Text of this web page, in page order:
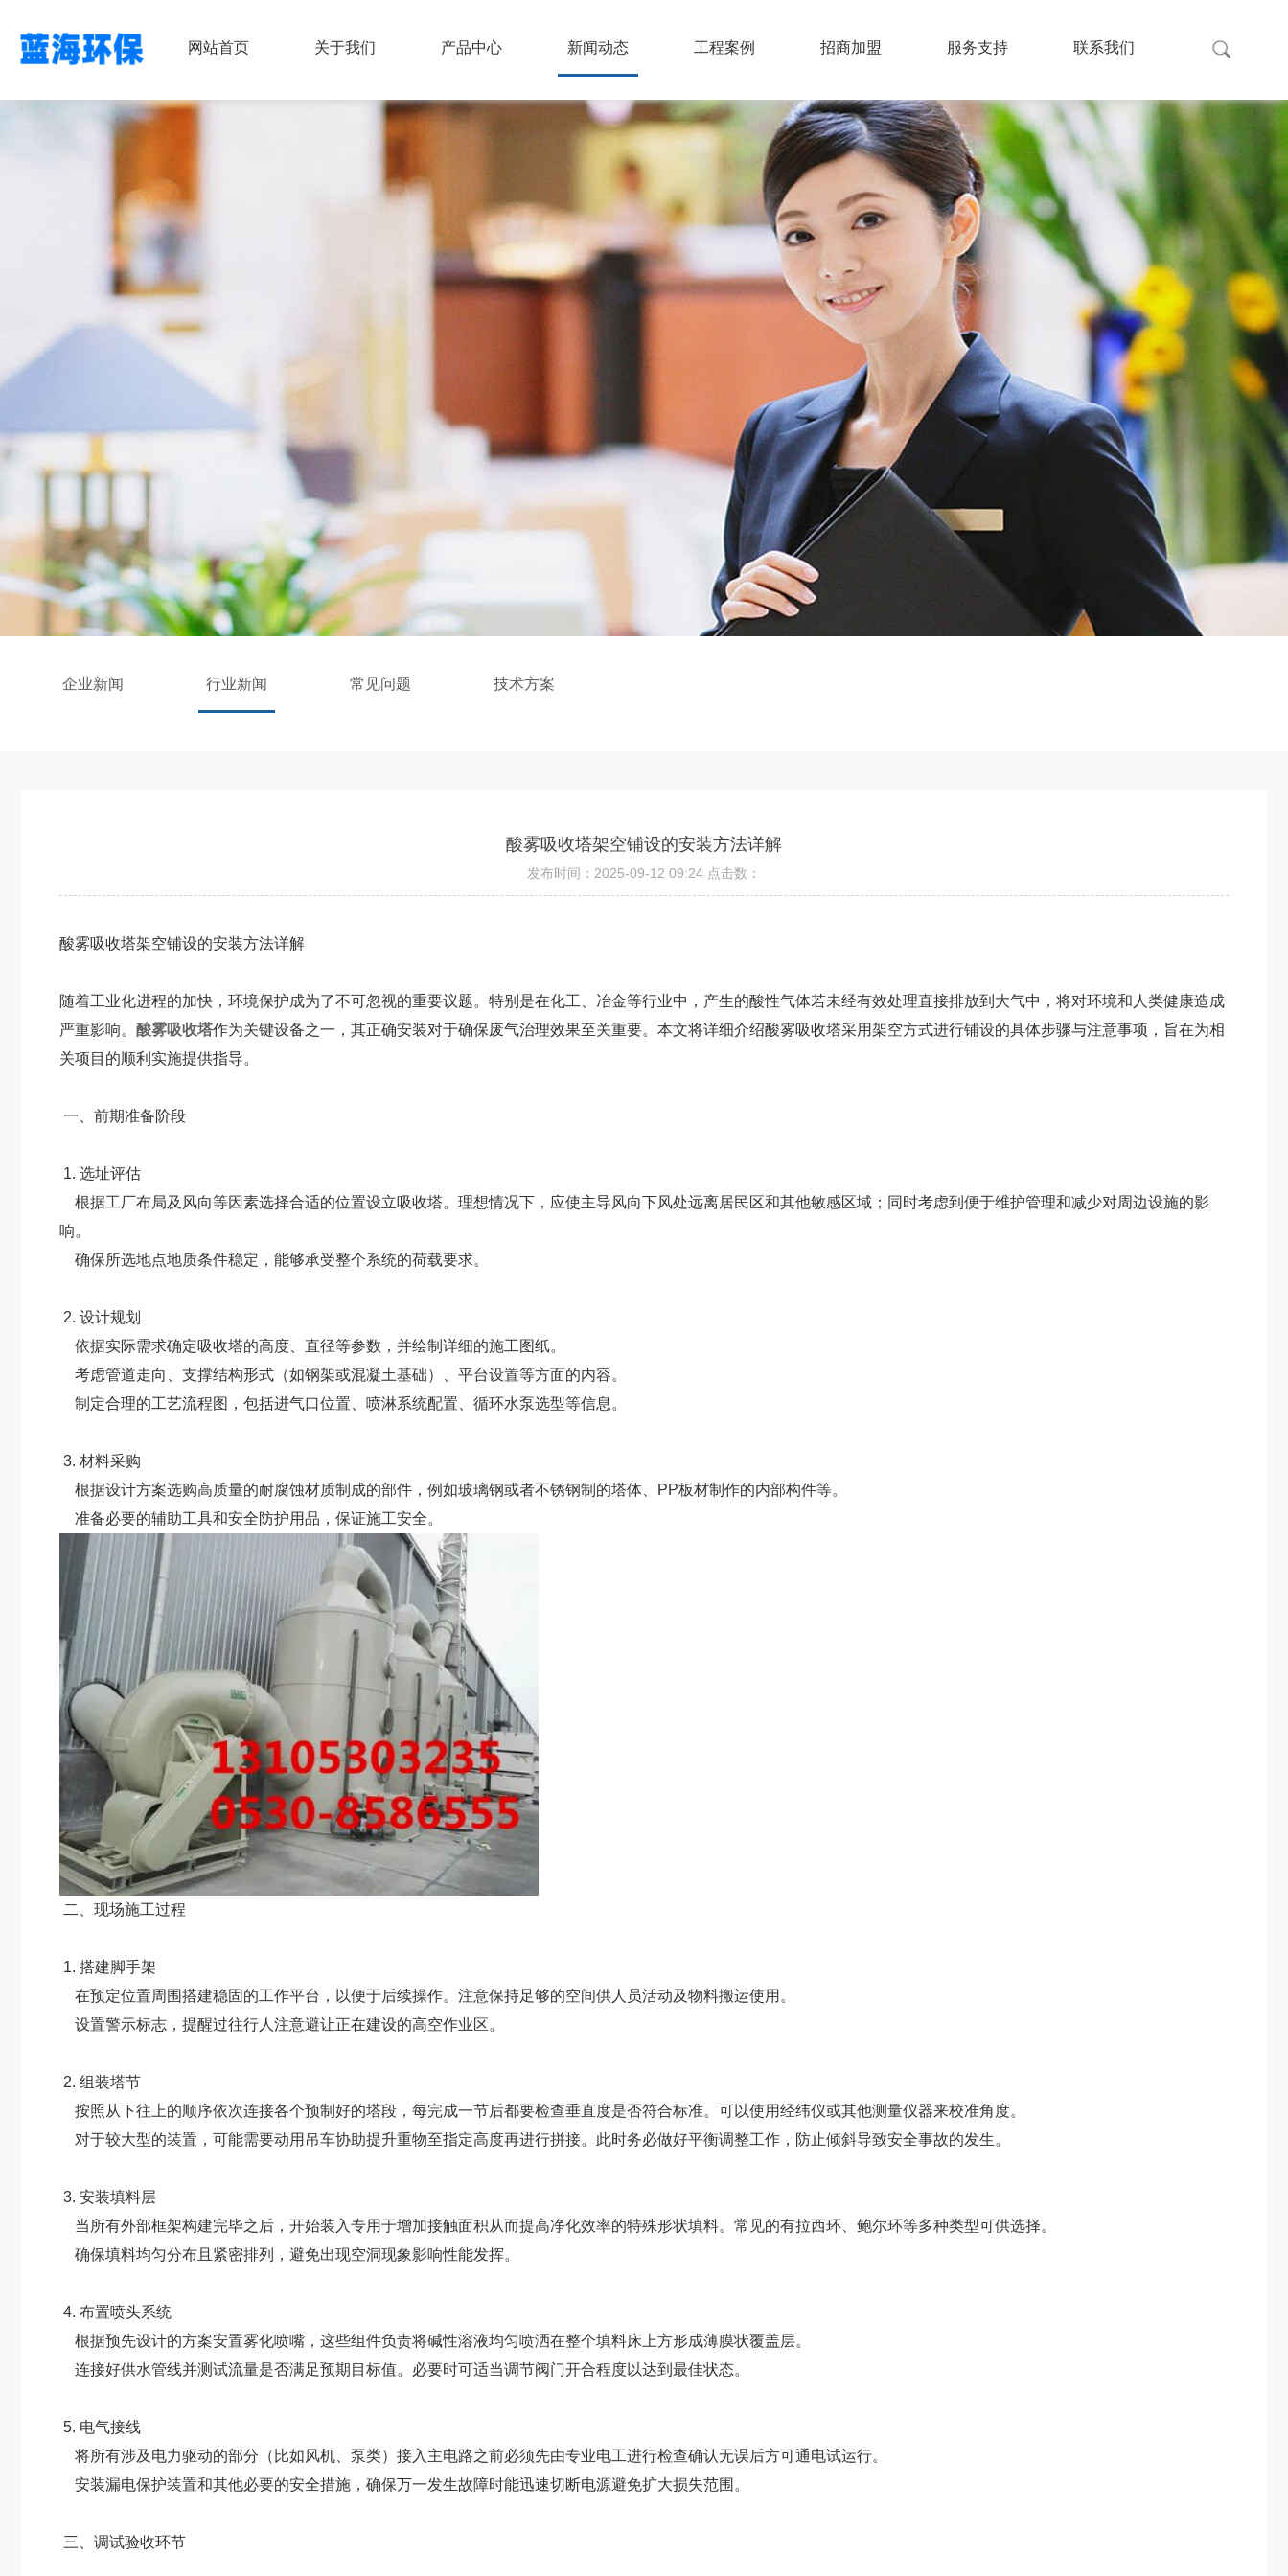
网站首页 关于我们 产品中心 新闻动态 工程案例 招商加盟 服务支持 联系我们
企业新闻 行业新闻 常见问题 技术方案
酸雾吸收塔架空铺设的安装方法详解
发布时间：2025-09-12 09:24 点击数：
酸雾吸收塔架空铺设的安装方法详解
随着工业化进程的加快，环境保护成为了不可忽视的重要议题。特别是在化工、冶金等行业中，产生的酸性气体若未经有效处理直接排放到大气中，将对环境和人类健康造成
严重影响。 酸雾吸收塔作为关键设备之一，其正确安装对于确保废气治理效果至关重要。本文将详细介绍酸雾吸收塔采用架空方式进行铺设的具体步骤与注意事项，旨在为相
关项目的顺利实施提供指导。
一、前期准备阶段
1. 选址评估
根据工厂布局及风向等因素选择合适的位置设立吸收塔。理想情况下，应使主导风向下风处远离居民区和其他敏感区域；同时考虑到便于维护管理和减少对周边设施的影
响。
确保所选地点地质条件稳定，能够承受整个系统的荷载要求。
2. 设计规划
依据实际需求确定吸收塔的高度、直径等参数，并绘制详细的施工图纸。
考虑管道走向、支撑结构形式（如钢架或混凝土基础）、平台设置等方面的内容。
制定合理的工艺流程图，包括进气口位置、喷淋系统配置、循环水泵选型等信息。
3. 材料采购
根据设计方案选购高质量的耐腐蚀材质制成的部件，例如玻璃钢或者不锈钢制的塔体、PP板材制作的内部构件等。
准备必要的辅助工具和安全防护用品，保证施工安全。
二、现场施工过程
1. 搭建脚手架
在预定位置周围搭建稳固的工作平台，以便于后续操作。注意保持足够的空间供人员活动及物料搬运使用。
设置警示标志，提醒过往行人注意避让正在建设的高空作业区。
2. 组装塔节
按照从下往上的顺序依次连接各个预制好的塔段，每完成一节后都要检查垂直度是否符合标准。可以使用经纬仪或其他测量仪器来校准角度。
对于较大型的装置，可能需要动用吊车协助提升重物至指定高度再进行拼接。此时务必做好平衡调整工作，防止倾斜导致安全事故的发生。
3. 安装填料层
当所有外部框架构建完毕之后，开始装入专用于增加接触面积从而提高净化效率的特殊形状填料。常见的有拉西环、鲍尔环等多种类型可供选择。
确保填料均匀分布且紧密排列，避免出现空洞现象影响性能发挥。
4. 布置喷头系统
根据预先设计的方案安置雾化喷嘴，这些组件负责将碱性溶液均匀喷洒在整个填料床上方形成薄膜状覆盖层。
连接好供水管线并测试流量是否满足预期目标值。必要时可适当调节阀门开合程度以达到最佳状态。
5. 电气接线
将所有涉及电力驱动的部分（比如风机、泵类）接入主电路之前必须先由专业电工进行检查确认无误后方可通电试运行。
安装漏电保护装置和其他必要的安全措施，确保万一发生故障时能迅速切断电源避免扩大损失范围。
三、调试验收环节